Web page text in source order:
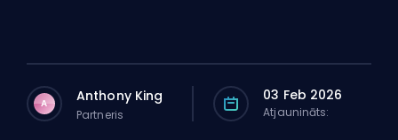
A Anthony King
Partneris
03 Feb 2026
Atjaunināts: